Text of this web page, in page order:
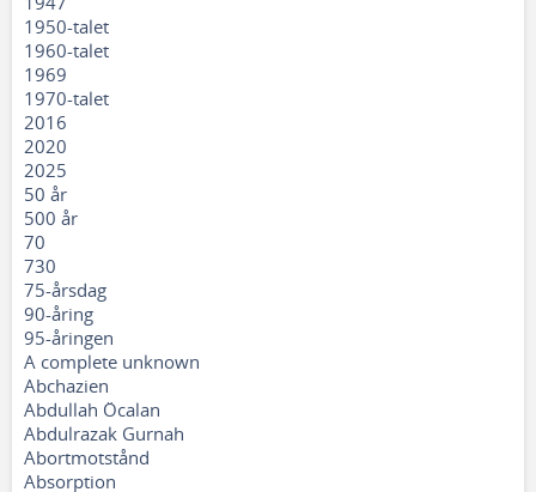
1950-talet
1960-talet
1969
1970-talet
2016
2020
2025
50 år
500 år
70
730
75-årsdag
90-åring
95-åringen
A complete unknown
Abchazien
Abdullah Öcalan
Abdulrazak Gurnah
Abortmotstånd
Absorption